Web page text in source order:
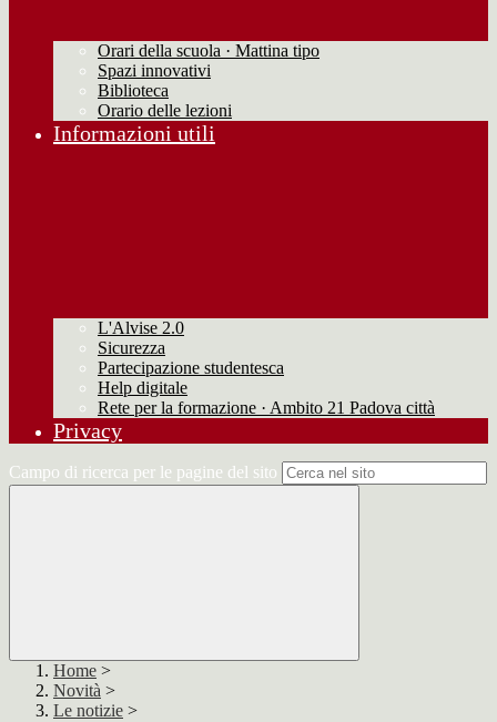
Orari della scuola · Mattina tipo
Spazi innovativi
Biblioteca
Orario delle lezioni
Informazioni utili
L'Alvise 2.0
Sicurezza
Partecipazione studentesca
Help digitale
Rete per la formazione · Ambito 21 Padova città
Privacy
Campo di ricerca per le pagine del sito
Home >
Novità >
Le notizie >